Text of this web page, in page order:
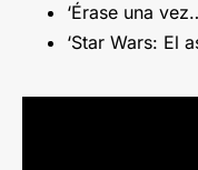
‘Érase una
‘Star Wars: El